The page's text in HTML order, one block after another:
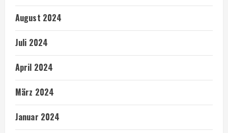
August 2024
Juli 2024
April 2024
März 2024
Januar 2024